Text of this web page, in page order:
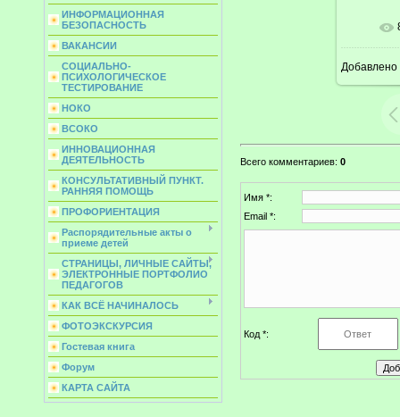
ИНФОРМАЦИОННАЯ
БЕЗОПАСНОСТЬ
ВАКАНСИИ
СОЦИАЛЬНО-
ПСИХОЛОГИЧЕСКОЕ
ТЕСТИРОВАНИЕ
НОКО
ВСОКО
ИННОВАЦИОННАЯ
ДЕЯТЕЛЬНОСТЬ
КОНСУЛЬТАТИВНЫЙ ПУНКТ.
РАННЯЯ ПОМОЩЬ
ПРОФОРИЕНТАЦИЯ
Распорядительные акты о
приеме детей
СТРАНИЦЫ, ЛИЧНЫЕ САЙТЫ,
ЭЛЕКТРОННЫЕ ПОРТФОЛИО
ПЕДАГОГОВ
КАК ВСЁ НАЧИНАЛОСЬ
ФОТОЭКСКУРСИЯ
Гостевая книга
Форум
КАРТА САЙТА
В
Добавлено
Всего комментариев: 0
Имя *:
Email *:
Код *: